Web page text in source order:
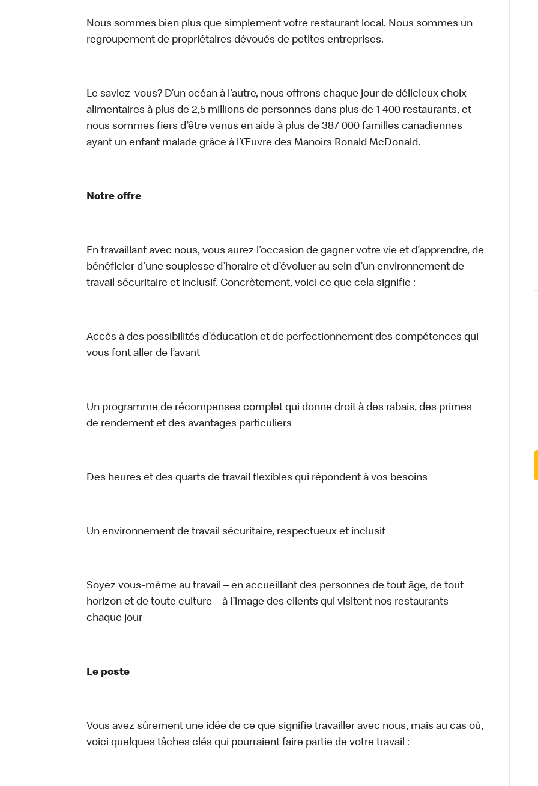
Santé et
Nous sommes bien plus que simplement votre restaurant local. Nous sommes un
regroupement de propriétaires dévoués de petites entreprises.
Le saviez-vous? D’un océan à l’autre, nous offrons chaque jour de délicieux choix
alimentaires à plus de 2,5 millions de personnes dans plus de 1 400 restaurants, et
nous sommes fiers d’être venus en aide à plus de 387 000 familles canadiennes
ayant un enfant malade grâce à l’Œuvre des Manoirs Ronald McDonald.
Notre offre
En travaillant avec nous, vous aurez l’occasion de gagner votre vie et d’apprendre, de
bénéficier d’une souplesse d’horaire et d’évoluer au sein d’un environnement de
travail sécuritaire et inclusif. Concrètement, voici ce que cela signifie :
Accès à des possibilités d’éducation et de perfectionnement des compétences qui
vous font aller de l’avant
Un programme de récompenses complet qui donne droit à des rabais, des primes
de rendement et des avantages particuliers
Des heures et des quarts de travail flexibles qui répondent à vos besoins
Un environnement de travail sécuritaire, respectueux et inclusif
Soyez vous-même au travail – en accueillant des personnes de tout âge, de tout
horizon et de toute culture – à l’image des clients qui visitent nos restaurants
chaque jour
Le poste
Vous avez sûrement une idée de ce que signifie travailler avec nous, mais au cas où,
voici quelques tâches clés qui pourraient faire partie de votre travail :